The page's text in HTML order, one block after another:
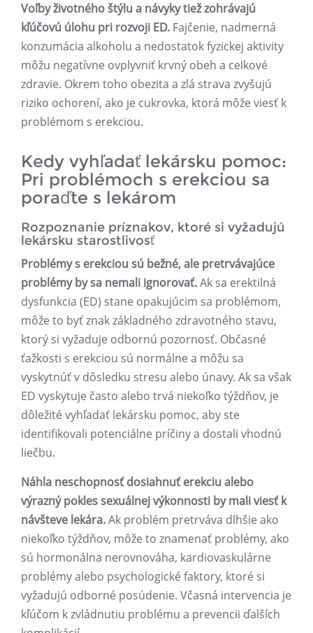
Voľby životného štýlu a návyky tiež zohrávajú
kľúčovú úlohu pri rozvoji ED. Fajčenie, nadmerná
konzumácia alkoholu a nedostatok fyzickej aktivity
môžu negatívne ovplyvniť krvný obeh a celkové
zdravie. Okrem toho obezita a zlá strava zvyšujú
riziko ochorení, ako je cukrovka, ktorá môže viesť k
problémom s erekciou.
Kedy vyhľadať lekársku pomoc:
Pri problémoch s erekciou sa
poraďte s lekárom
Rozpoznanie príznakov, ktoré si vyžadujú
lekársku starostlivosť
Problémy s erekciou sú bežné, ale pretrvávajúce
problémy by sa nemali ignorovať.Ak sa erektilná
dysfunkcia (ED) stane opakujúcim sa problémom,
môže to byť znak základného zdravotného stavu,
ktorý si vyžaduje odbornú pozornosť. Občasné
ťažkosti s erekciou sú normálne a môžu sa
vyskytnúť v dôsledku stresu alebo únavy. Ak sa však
ED vyskytuje často alebo trvá niekoľko týždňov, je
dôležité vyhľadať lekársku pomoc, aby ste
identifikovali potenciálne príčiny a dostali vhodnú
liečbu.
Náhla neschopnosť dosiahnuť erekciu alebo
výrazný pokles sexuálnej výkonnosti by mali viesť k
návšteve lekára.Ak problém pretrváva dlhšie ako
niekoľko týždňov, môže to znamenať problémy, ako
sú hormonálna nerovnováha, kardiovaskulárne
problémy alebo psychologické faktory, ktoré si
vyžadujú odborné posúdenie. Včasná intervencia je
kľúčom k zvládnutiu problému a prevencii ďalších